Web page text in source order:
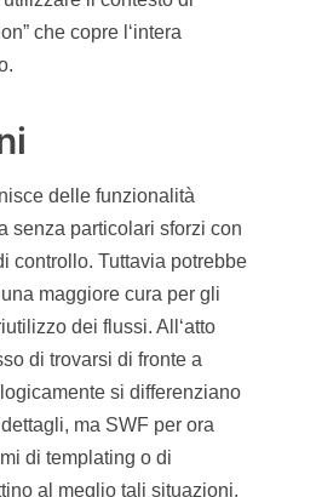
che copre l‘intera
delle funzionalità
senza particolari sforzi con
controllo. Tuttavia potrebbe
maggiore cura per gli
dei flussi. All‘atto
di trovarsi di fronte a
si differenziano
ma SWF per ora
di templating o di
al meglio tali situazioni.